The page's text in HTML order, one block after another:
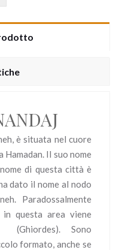
è situata nel cuore
Hamadan. Il suo nome
di questa città è
dato il nome al nodo
Paradossalmente
questa area viene
Sono
formato, anche se